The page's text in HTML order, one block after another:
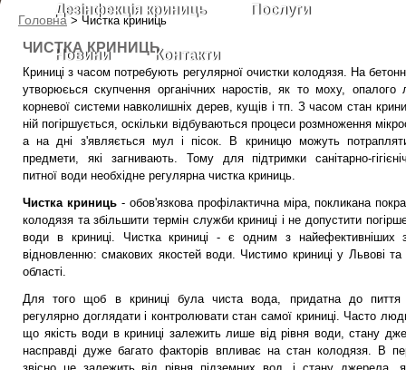
Дезінфекція криниць Послуги
Новини Контакти
Головна > Чистка криниць
ЧИСТКА КРИНИЦЬ
Криниці з часом потребують регулярної очистки колодязя. На
утворюєься скупчення органічних наростів, як то моху, опалого
корневої системи навколишніх дерев, кущів і тп. З часом стан
ній погіршується, оскільки відбуваються процеси розмноження
а на дні з'являється мул і пісок. В криницю можуть
предмети, які загнивають. Тому для підтримки санітарно-
питної води необхідне регулярна чистка криниць.
Чистка криниць- обов'язкова профілактична міра, покликана
колодязя та збільшити термін служби криниці і не допустити
води в криниці. Чистка криниці - є одним з найефективніших
відновленню: смакових якостей води. Чистимо криниці у Львові та
області.
Для того щоб в криниці була чиста вода, придатна до пиття
регулярно доглядати і контролювати стан самої криниці. Часто
що якість води в криниці залежить лише від рівня води, стану
насправді дуже багато факторів впливає на стан колодязя. В